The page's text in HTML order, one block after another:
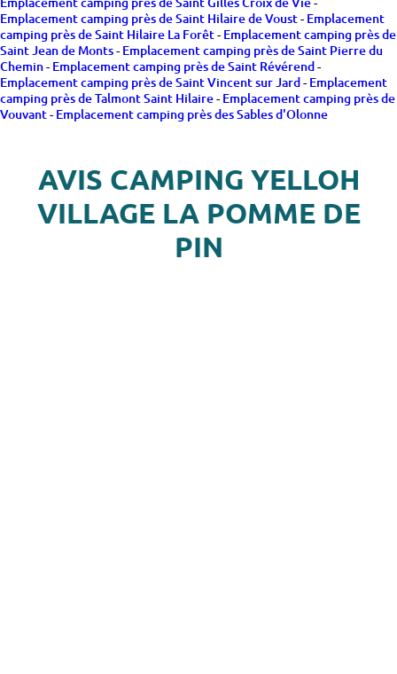
Emplacement camping près de Saint Hilaire de Voust-Emplacement
camping près de Saint Hilaire La Forêt-Emplacement camping près de
Saint Jean de Monts-Emplacement camping près de Saint Pierre du
Chemin-Emplacement camping près de Saint Révérend-
Emplacement camping près de Saint Vincent sur Jard-Emplacement
camping près de Talmont Saint Hilaire-Emplacement camping près de
Vouvant-Emplacement camping près des Sables d'Olonne
AVIS CAMPING YELLOH
VILLAGE LA POMME DE
PIN